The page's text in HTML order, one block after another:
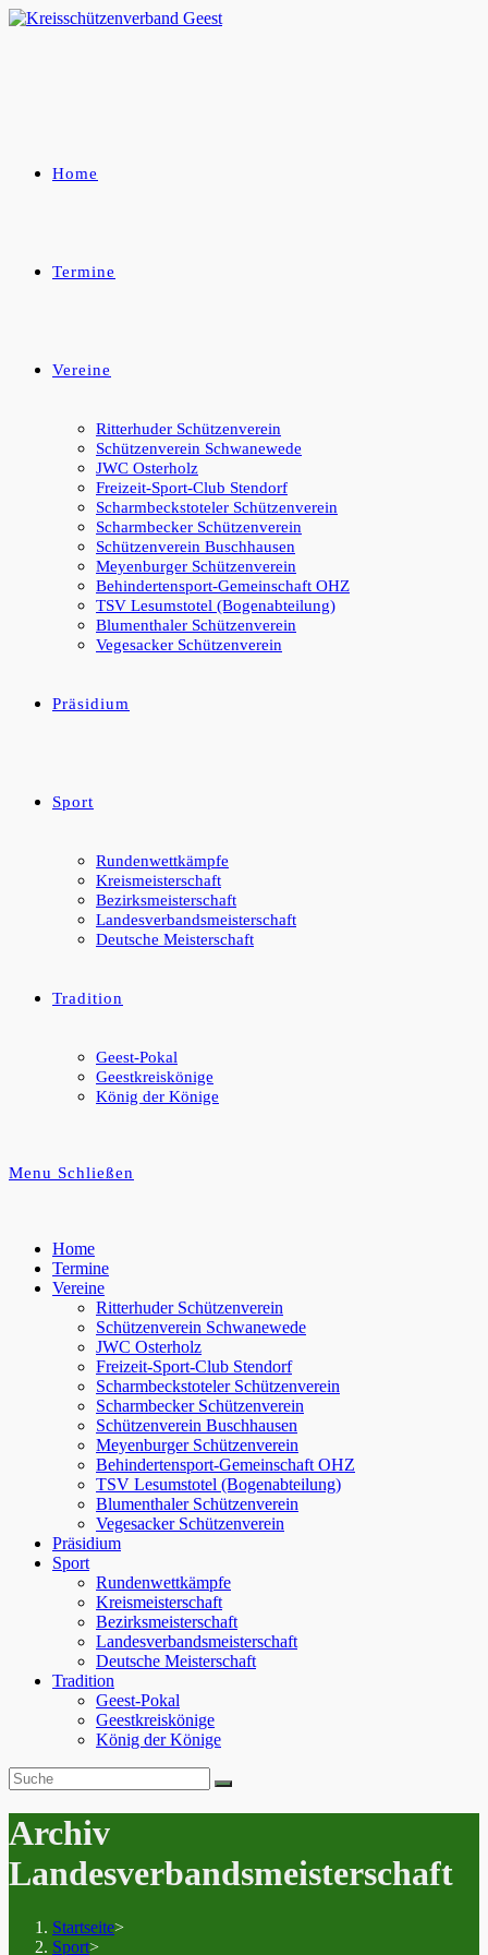
Zum
Home
Termine
Vereine
Ritterhuder Schützenverein
Schützenverein Schwanewede
JWC Osterholz
Freizeit-Sport-Club Stendorf
Scharmbeckstoteler Schützenverein
Scharmbecker Schützenverein
Schützenverein Buschhausen
Meyenburger Schützenverein
Behindertensport-Gemeinschaft OHZ
TSV Lesumstotel (Bogenabteilung)
Blumenthaler Schützenverein
Vegesacker Schützenverein
Präsidium
Sport
Rundenwettkämpfe
Kreismeisterschaft
Bezirksmeisterschaft
Landesverbandsmeisterschaft
Deutsche Meisterschaft
Tradition
Geest-Pokal
Geestkreiskönige
König der Könige
Menu Schließen
Home
Termine
Vereine
Ritterhuder Schützenverein
Schützenverein Schwanewede
JWC Osterholz
Freizeit-Sport-Club Stendorf
Scharmbeckstoteler Schützenverein
Scharmbecker Schützenverein
Schützenverein Buschhausen
Meyenburger Schützenverein
Behindertensport-Gemeinschaft OHZ
TSV Lesumstotel (Bogenabteilung)
Blumenthaler Schützenverein
Vegesacker Schützenverein
Präsidium
Sport
Rundenwettkämpfe
Kreismeisterschaft
Bezirksmeisterschaft
Landesverbandsmeisterschaft
Deutsche Meisterschaft
Tradition
Geest-Pokal
Geestkreiskönige
König der Könige
Archiv
Landesverbandsmeisterschaft
Startseite>
Sport>